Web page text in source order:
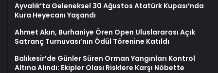
Ayvalık’ta Geleneksel 30 Ağustos Atatürk Kupası’nda
Kura Heyecanı Yaşandı
Ahmet Akın, Burhaniye Ören Open Uluslararası Açık
Satranç Turnuvası’nın Ödül Törenine Katıldı
Balıkesir’de Günler Süren Orman Yangınları Kontrol
Altına Alındı: Ekipler Olası Risklere Karşı Nöbette